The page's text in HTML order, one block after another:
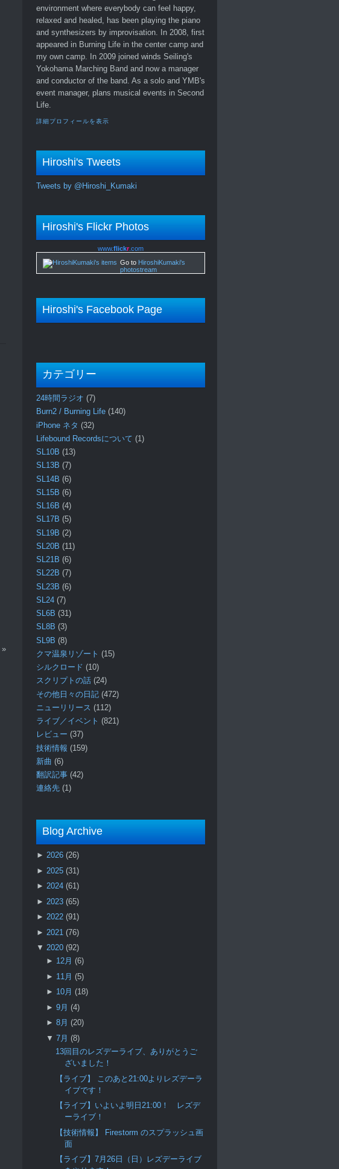
»
environment where everybody can feel happy,
relaxed and healed, has been playing the piano
and synthesizers by improvisation. In 2008, first
appeared in Burning Life in the center camp and
my own camp. In 2009 joined winds Seiling's
Yokohama Marching Band and now a manager
and conductor of the band. As a solo and YMB's
event manager, plans musical events in Second
Life.
詳細プロフィールを表示
Hiroshi's Tweets
Tweets by @Hiroshi_Kumaki
Hiroshi's Flickr Photos
www.flickr .com
Go to HiroshiKumaki's
photostream
Hiroshi's Facebook Page
カテゴリー
24時間ラジオ (7)
Burn2 / Burning Life (140)
iPhone ネタ (32)
Lifebound Recordsについて (1)
SL10B (13)
SL13B (7)
SL14B (6)
SL15B (6)
SL16B (4)
SL17B (5)
SL19B (2)
SL20B (11)
SL21B (6)
SL22B (7)
SL23B (6)
SL24 (7)
SL6B (31)
SL8B (3)
SL9B (8)
クマ温泉リゾート (15)
シルクロード (10)
スクリプトの話 (24)
その他日々の日記 (472)
ニューリリース (112)
ライブ／イベント (821)
レビュー (37)
技術情報 (159)
新曲 (6)
翻訳記事 (42)
連絡先 (1)
Blog Archive
► 2026 (26)
► 2025 (31)
► 2024 (61)
► 2023 (65)
► 2022 (91)
► 2021 (76)
▼ 2020 (92)
► 12月 (6)
► 11月 (5)
► 10月 (18)
► 9月 (4)
► 8月 (20)
▼ 7月 (8)
13回目のレズデーライブ、ありがとうご
ざいました！
【ライブ】 このあと21:00よりレズデーラ
イブです！
【ライブ】いよいよ明日21:00！ レズデ
ーライブ！
【技術情報】 Firestorm のスプラッシュ画
面
【ライブ】7月26日（日）レズデーライブ